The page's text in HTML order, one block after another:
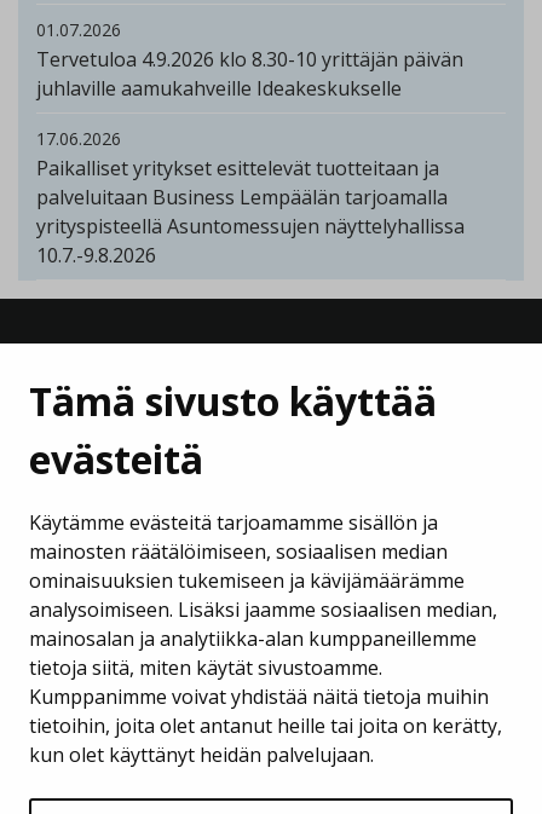
Tämä sivusto käyttää
evästeitä
Käytämme evästeitä tarjoamamme sisällön ja
mainosten räätälöimiseen, sosiaalisen median
ominaisuuksien tukemiseen ja kävijämäärämme
analysoimiseen. Lisäksi jaamme sosiaalisen median,
mainosalan ja analytiikka-alan kumppaneillemme
tietoja siitä, miten käytät sivustoamme.
Kumppanimme voivat yhdistää näitä tietoja muihin
tietoihin, joita olet antanut heille tai joita on kerätty,
kun olet käyttänyt heidän palvelujaan.
01.07.2026
Tervetuloa 4.9.2026 klo 8.30-10 yrittäjän päivän
juhlaville aamukahveille Ideakeskukselle
17.06.2026
Paikalliset yritykset esittelevät tuotteitaan ja
palveluitaan Business Lempäälän tarjoamalla
yrityspisteellä Asuntomessujen näyttelyhallissa
10.7.-9.8.2026
Lempäälän Kehitys Oy
Puh. 040 133 7420
business@lempaala.fi
www.businesslempaala.fi
Tilaa uutiskirje